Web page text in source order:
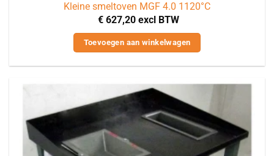
Kleine smeltoven MGF 4.0 1120°C
€627,20 excl BTW
Toevoegen aan winkelwagen